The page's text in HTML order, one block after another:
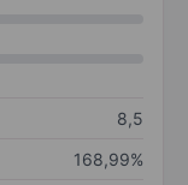
8,5
168,99%